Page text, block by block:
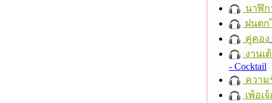
นาฬิก
ฝนตก
คู่คอง
งานเ
- Cocktail
ความ
เพ้อเ